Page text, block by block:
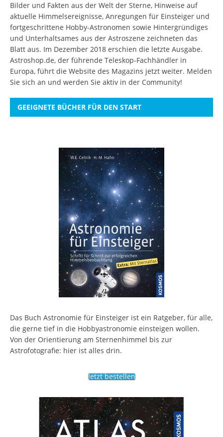
Bilder und Fakten aus der Welt der Sterne, Hinweise auf
aktuelle Himmelsereignisse, Anregungen für Einsteiger und
fortgeschrittene Hobby-Astronomen sowie Hintergründiges
und Unterhaltsames aus der Astroszene zeichneten das
Blatt aus. Im Dezember 2018 erschien die letzte Ausgabe.
Astroshop.de, der führende Teleskop-Fachhändler in
Europa, führt die Website des Magazins jetzt weiter. Melden
Sie sich an und werden Sie aktiv in der Community!
GEEIGNETE BÜCHER FÜR DEN START
Das Buch Astronomie für Einsteiger ist ein Ratgeber, für alle,
die gerne tief in die Hobbyastronomie einsteigen wollen.
Von der Orientierung am Sternenhimmel bis zur
Astrofotografie: hier ist alles drin.
Jetzt bestellen